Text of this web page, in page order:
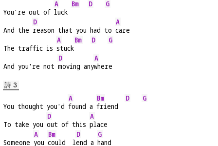
You're out of
A
luck
Bm D G
And the
D
reason that you had to
A
care
The traffic is
A
stuck
Bm D G
And you're not
D
moving any
A
where
詩 3
You thought you'd
A
found a
Bm
friend
D G
To take you
D
out of this
A
place
Someone
A
you
Bm
could  l
D
end a
G
hand